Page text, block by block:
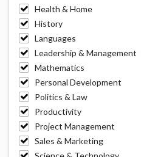
Health & Home
History
Languages
Leadership & Management
Mathematics
Personal Development
Politics & Law
Productivity
Project Management
Sales & Marketing